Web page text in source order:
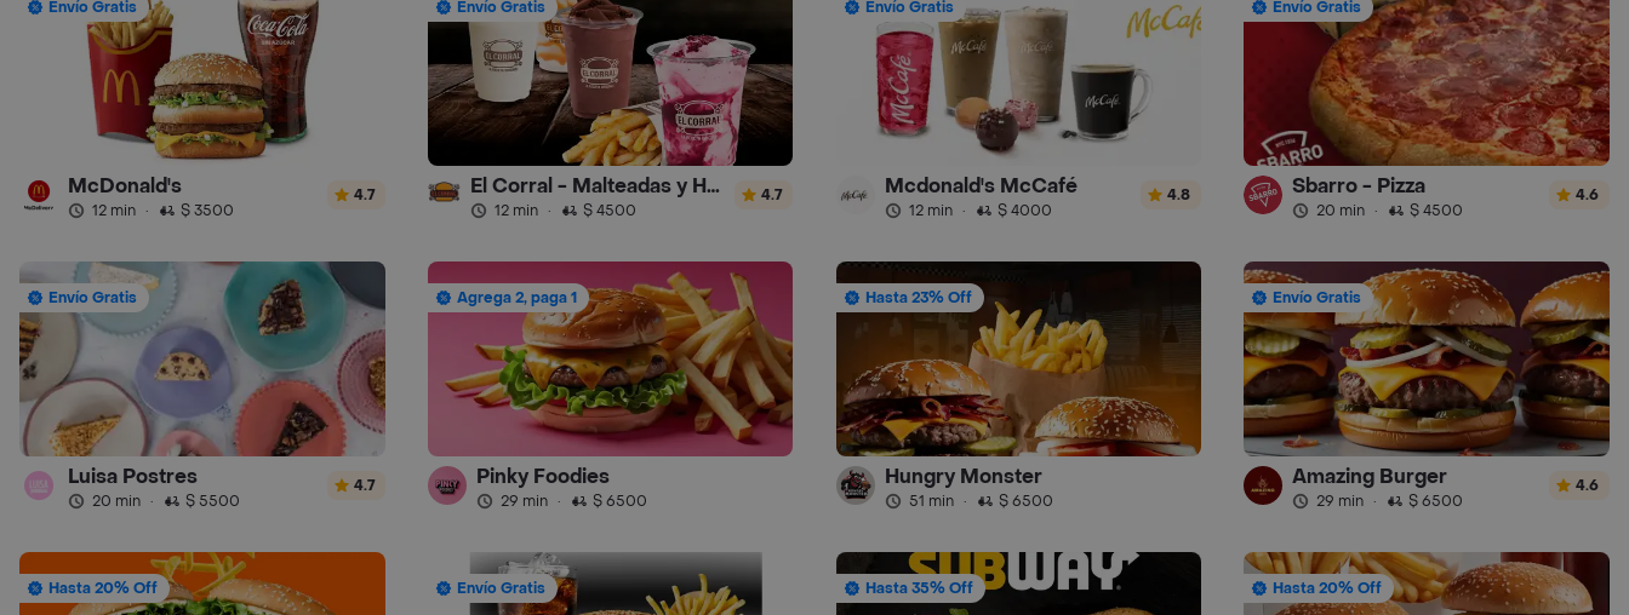
Envío Gratis
McDonald's
12 min · $ 3500
4.7
Envío Gratis
El Corral - Malteadas y Helados
12 min · $ 4500
4.7
Envío Gratis
Mcdonald's McCafé
12 min · $ 4000
4.8
Envío Gratis
Sbarro - Pizza
20 min · $ 4500
4.6
Envío Gratis
Luisa Postres
20 min · $ 5500
4.7
Agrega 2, paga 1
Pinky Foodies
29 min · $ 6500
Hasta 23% Off
Hungry Monster
51 min · $ 6500
Envío Gratis
Amazing Burger
29 min · $ 6500
4.6
Hasta 20% Off Envío Gratis Hasta 35% Off Hasta 20% Off